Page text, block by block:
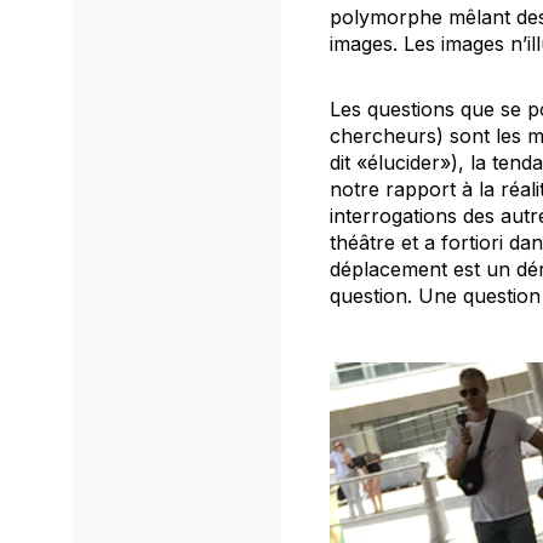
polymorphe mêlant
images. Les images
Les questions que se
chercheurs) sont les
dit «élucider»), la
notre rapport à la
interrogations des
théâtre et a fortiori
déplacement est un
question. Une